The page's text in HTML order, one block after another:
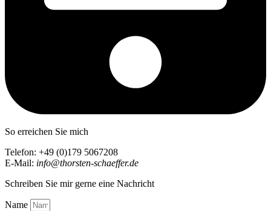
So erreichen Sie mich
Telefon: +49 (0)179 5067208
E-Mail: info@thorsten-schaeffer.de
Schreiben Sie mir gerne eine Nachricht
Name